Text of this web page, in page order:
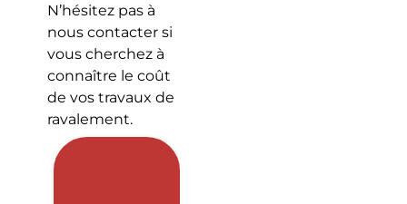
N’hésitez pas à
nous contacter si
vous cherchez à
connaître le coût
de vos travaux de
ravalement.